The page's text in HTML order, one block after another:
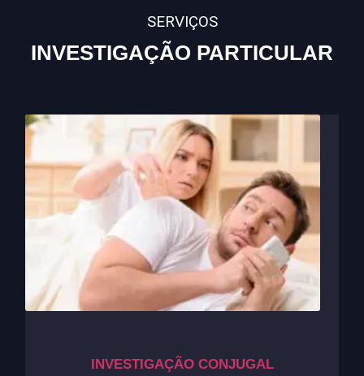
SERVIÇOS
INVESTIGAÇÃO PARTICULAR
INVESTIGAÇÃO CONJUGAL